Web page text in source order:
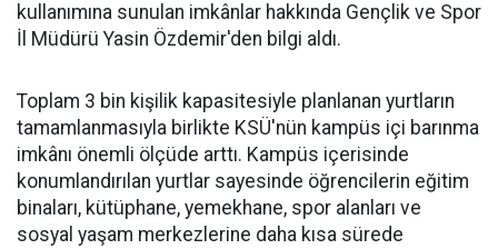
kullanımına sunulan imkânlar hakkında Gençlik ve Spor
İl Müdürü Yasin Özdemir'den bilgi aldı.
Toplam 3 bin kişilik kapasitesiyle planlanan yurtların
tamamlanmasıyla birlikte KSÜ'nün kampüs içi barınma
imkânı önemli ölçüde arttı. Kampüs içerisinde
konumlandırılan yurtlar sayesinde öğrencilerin eğitim
binaları, kütüphane, yemekhane, spor alanları ve
sosyal yaşam merkezlerine daha kısa sürede